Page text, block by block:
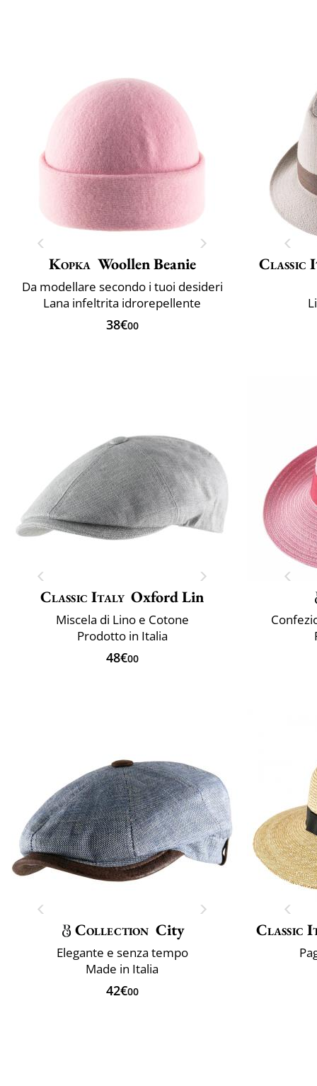
Kopka Woollen Beanie
Da modellare secondo i tuoi desideri
Lana infeltrita idrorepellente
38€00
Classic
Classic Italy Oxford Lin
Miscela di Lino e Cotone
Prodotto in Italia
48€00
Collection City
Elegante e senza tempo
Made in Italia
42€00
Classic